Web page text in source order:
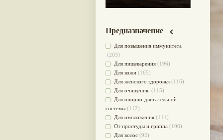
Предназначение
Для повышения иммунитета
(203)
Для пищеварения (196)
Для кожи (165)
Для женского здоровья (116)
Для очищения (115)
Для опорно-двигательной
системы (112)
Для омоложения (111)
От простуды и гриппа (106)
Для волос (92)